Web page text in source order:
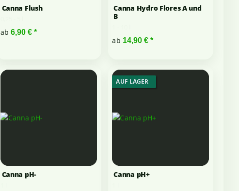
Canna Flush
ab 6,90 €*
Canna Hydro Flores A und
B
ab 14,90 €*
Canna pH-
AUF LAGER
Canna pH+